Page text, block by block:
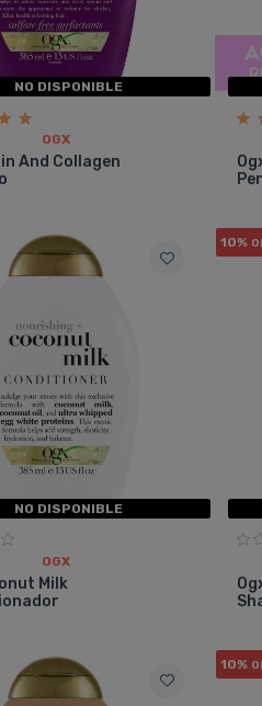
NO DISPONIBLE
OGX
And Collagen
NO DISPONIBLE
OGX
Milk
10%
10%